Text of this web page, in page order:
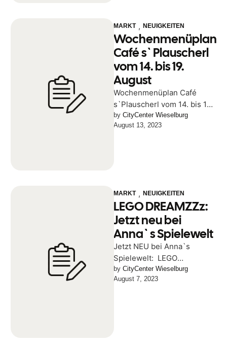
MARKT , NEUIGKEITEN
Wochenmenüplan
Café s`Plauscherl
vom 14. bis 19.
August
Wochenmenüplan Café
s`Plauscherl vom 14. bis 19.
August
by CityCenter Wieselburg
August 13, 2023
MARKT , NEUIGKEITEN
LEGO DREAMZZz:
Jetzt neu bei
Anna`s Spielewelt
Jetzt NEU bei Anna`s
Spielewelt: LEGO
DREAMZZz
by CityCenter Wieselburg
August 7, 2023